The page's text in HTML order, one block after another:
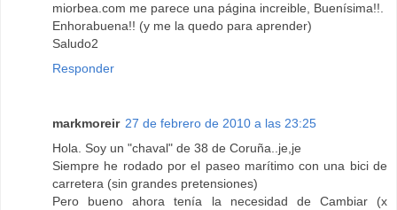
miorbea.com me parece una página increible, Buenísima!!.
Enhorabuena!! (y me la quedo para aprender)
Saludo2
Responder
markmoreir 27 de febrero de 2010 a las 23:25
Hola. Soy un "chaval" de 38 de Coruña..je,je
Siempre he rodado por el paseo marítimo con una bici de
carretera (sin grandes pretensiones)
Pero bueno ahora tenía la necesidad de Cambiar (x